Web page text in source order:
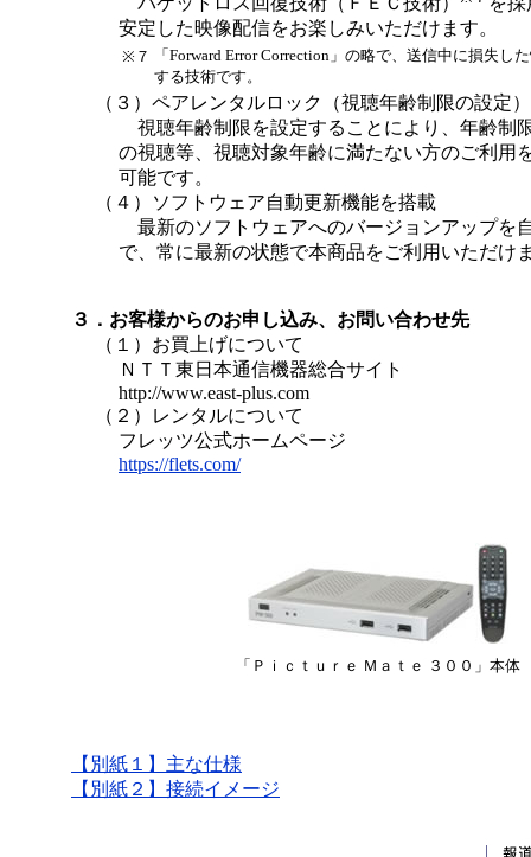
安定した映像配信をお楽しみいただけます。
※７
「Forward Error Correction」の略で、送信中に損失し
する技術です。
（３）ペアレンタルロック（視聴年齢制限の設定
視聴年齢制限を設定することにより、年齢制
の視聴等、視聴対象年齢に満たない方のご利用
可能です。
（４）ソフトウェア自動更新機能を搭載
最新のソフトウェアへのバージョンアップを
で、常に最新の状態で本商品をご利用いただけ
３．お客様からのお申し込み、お問い合わせ先
（１）お買上げについて
ＮＴＴ東日本通信機器総合サイト
http://www.east-plus.com
（２）レンタルについて
フレッツ公式ホームページ
https://flets.com/
「Ｐｉｃｔｕｒｅ Ｍａｔｅ ３００」本体
【別紙１】主な仕様
【別紙２】接続イメージ